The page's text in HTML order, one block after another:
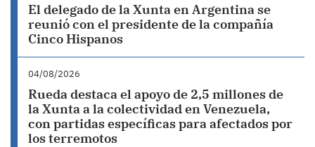
El delegado de la Xunta en Argentina se
reunió con el presidente de la compañía
Cinco Hispanos
04/08/2026
Rueda destaca el apoyo de 2,5 millones de
la Xunta a la colectividad en Venezuela,
con partidas específicas para afectados por
los terremotos